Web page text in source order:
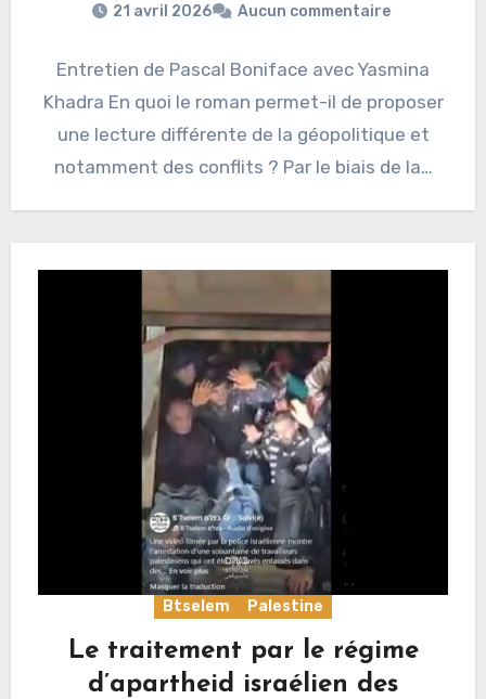
21 avril 2026 Aucun commentaire
Entretien de Pascal Boniface avec Yasmina
Khadra En quoi le roman permet-il de proposer
une lecture différente de la géopolitique et
notamment des conflits ? Par le biais de la…
Btselem Palestine
Le traitement par le régime
d’apartheid israélien des